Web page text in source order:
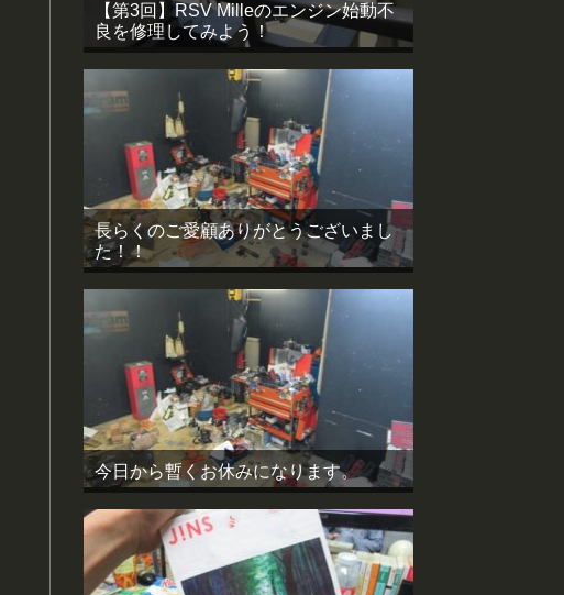
【第3回】RSV Milleのエンジン始動不
良を修理してみよう！
長らくのご愛顧ありがとうございまし
た！！
今日から暫くお休みになります。